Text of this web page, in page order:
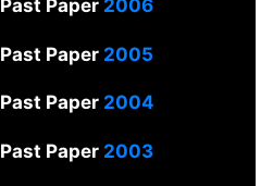
Past Paper2006
Past Paper2005
Past Paper2004
Past Paper2003